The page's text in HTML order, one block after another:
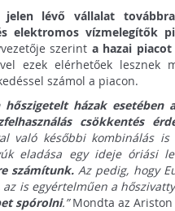
jelen lévő vállalat
elektromos vízmelegítők
szerint a hazai
ezek elérhetőek lesznek
számol a piacon.
házak esetében
csökkentés
való későbbi kombinálás
eladása egy ideje óriási
számítunk.Az pedig, hogy
is egyértelműen a
spórolni.”Mondta az Ariston